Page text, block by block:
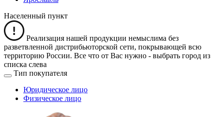
Населенный пункт
Реализация нашей продукции немыслима без
разветвленной дистрибьюторской сети, покрывающей всю
территорию России. Все что от Вас нужно - выбрать город из
списка слева
Тип покупателя
Юридическое лицо
Физическое лицо